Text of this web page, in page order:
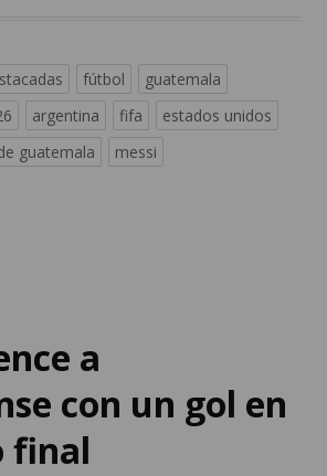
fútbol
guatemala
argentina fifa
estados unidos
guatemala messi
a
con un gol en
final